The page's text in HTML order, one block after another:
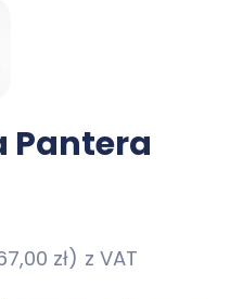
Pantera
zł) z VAT